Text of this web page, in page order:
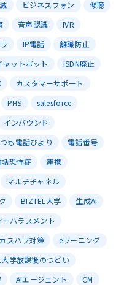
ビジネスフォン
傾聴
音声認識
IVR
IP電話
離職防止
ャットボット
ISDN廃止
カスタマーサポート
PHS
salesforce
インバウンド
も電話びより
電話番号
話恐怖症
連携
マルチチャネル
BIZTEL大学
生成AI
ーハラスメント
カスハラ対策
eラーニング
学放課後のつどい
AIエージェント
CM